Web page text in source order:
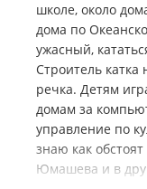
школе, около
дома по
ужасный,
Строитель
речка. Детям
домам за
управление по
знаю как
Юмашева и в